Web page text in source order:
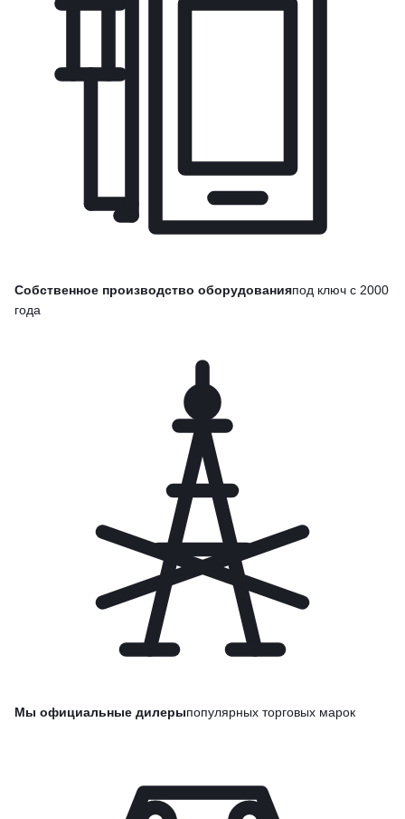
Собственное производство оборудованияпод ключ с 2000
года
Мы официальные дилерыпопулярных торговых марок